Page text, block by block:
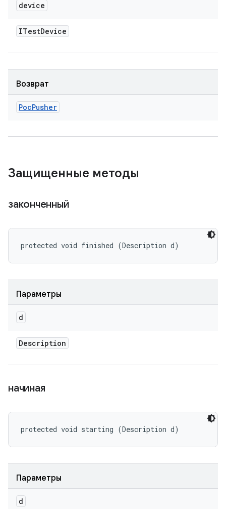
device
ITestDevice
Возврат
PocPusher
Защищенные методы
законченный
protected void finished (Description d)
Параметры
d
Description
начиная
protected void starting (Description d)
Параметры
d